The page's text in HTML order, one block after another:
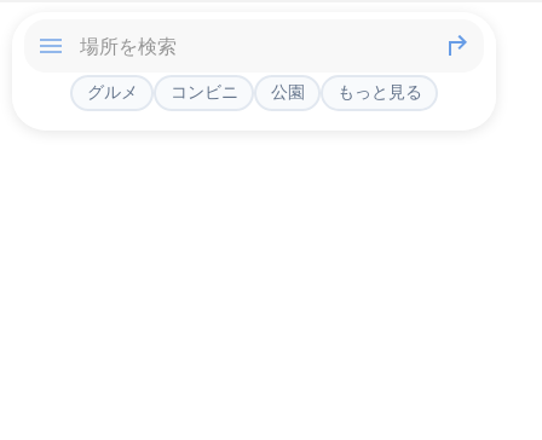
グルメ コンビニ 公園 もっと見る